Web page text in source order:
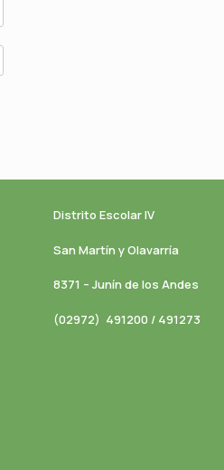
Distrito Escolar IV
San Martín y Olavarría
8371 – Junín de los Andes
(02972) 491200 / 491273